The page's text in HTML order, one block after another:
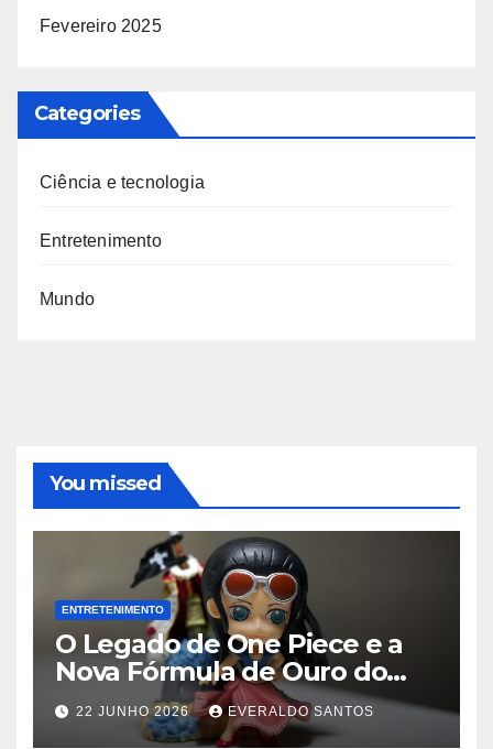
Fevereiro 2025
Categories
Ciência e tecnologia
Entretenimento
Mundo
You missed
ENTRETENIMENTO
O Legado de One Piece e a
Nova Fórmula de Ouro do
Streaming
22 JUNHO 2026 EVERALDO SANTOS